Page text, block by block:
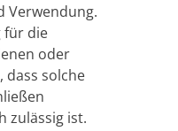
Verwendung.
für die
oder
dass solche
zulässig ist.